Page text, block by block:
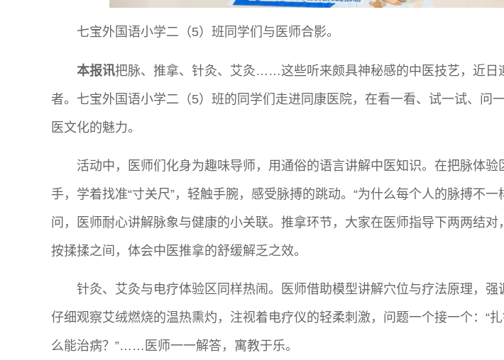
七宝外国语小学二（5）班同学们与医师合影。
本报讯把脉、推拿、针灸、艾灸……这些听来颇具神秘感的中医技艺，近日
者。七宝外国语小学二（5）班的同学们走进同康医院，在看一看、试一试、问
医文化的魅力。
活动中，医师们化身为趣味导师，用通俗的语言讲解中医知识。在把脉体验
手，学着找准“寸关尺”，轻触手腕，感受脉搏的跳动。“为什么每个人的脉搏不一
问，医师耐心讲解脉象与健康的小关联。推拿环节，大家在医师指导下两两结对
按揉揉之间，体会中医推拿的舒缓解乏之效。
针灸、艾灸与电疗体验区同样热闹。医师借助模型讲解穴位与疗法原理，强
仔细观察艾绒燃烧的温热熏灼，注视着电疗仪的轻柔刺激，问题一个接一个：“扎
么能治病？”……医师一一解答，寓教于乐。